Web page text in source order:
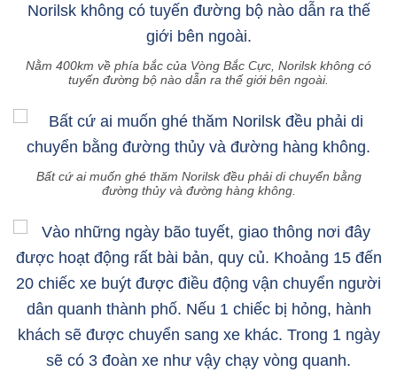
Nằm 400km về phía bắc của Vòng Bắc Cực, Norilsk không có
tuyến đường bộ nào dẫn ra thế giới bên ngoài.
Bất cứ ai muốn ghé thăm Norilsk đều phải di chuyển bằng
đường thủy và đường hàng không.